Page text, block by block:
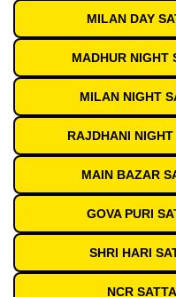
MILAN DAY
MADHUR NIGHT
MILAN NIGHT
RAJDHANI
MAIN BAZAR
GOVA PURI
SHRI HARI
NCR